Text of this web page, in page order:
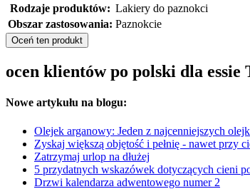
Rodzaje produktów: Lakiery do paznokci
Obszar zastosowania: Paznokcie
Oceń ten produkt
ocen klientów po polski dla essie
Nowe artykułu na blogu:
Olejek arganowy: Jeden z najcenniejszych
Zyskaj większą objętość i pełnię - nawet przy
Zatrzymaj urlop na dłużej
5 przydatnych wskazówek dotyczących cieni
Drzwi kalendarza adwentowego numer 2